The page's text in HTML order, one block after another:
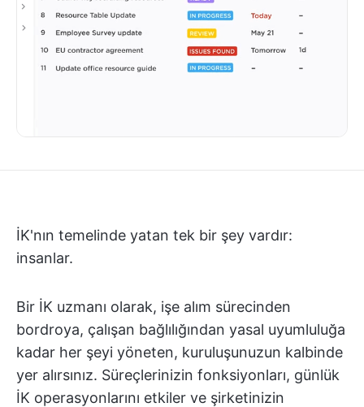
İK'nın temelinde yatan tek bir şey vardır:
insanlar.
Bir İK uzmanı olarak, işe alım sürecinden
bordroya, çalışan bağlılığından yasal uyumluluğa
kadar her şeyi yöneten, kuruluşunuzun kalbinde
yer alırsınız. Süreçlerinizin fonksiyonları, günlük
İK operasyonlarını etkiler ve şirketinizin